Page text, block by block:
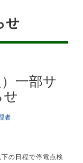
せ
一部サ
せ
者
の日程で停電点検